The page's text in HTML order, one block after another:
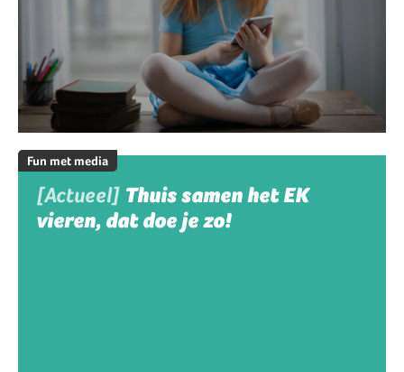
Fun met media
[Actueel] Thuis samen het EK
vieren, dat doe je zo!